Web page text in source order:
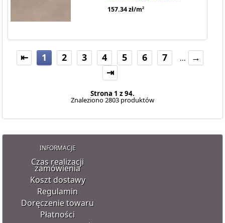
157.34zł/m2
⇤ 1 2 3 4 5 6 7 ...
→
⇥
Strona 1 z 94.
Znaleziono 2803 produktów
INFORMACJE
Czas realizacji
zamówienia
Koszt dostawy
Regulamin
Doręczenie towaru
Płatności